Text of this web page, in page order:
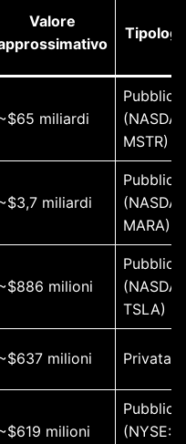
Valore
miliardi
Pubblica
MSTR)
miliardi
Pubblica
MARA)
milioni
Pubblica
TSLA)
milioni Privata
milioni
Pubblica
(NYSE: